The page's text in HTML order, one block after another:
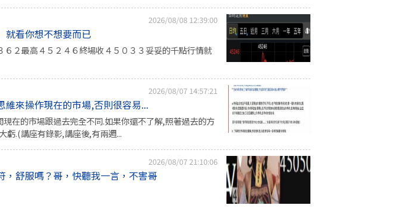
2026/08/08 12:39:00
看你想不想要而已
６２最高４５２４６終場收４５０３３妥妥的千點行情就
2026/08/07 14:57:21
維來操作現在的市場,否則很容易...
在的市場跟過去完全不同.如果你還不了解,照著過去的方
虧.(講座有錄影,講座後,有兩週...
2026/08/07 21:10:06
，舒服嗎？哥，快聽我一言，不害哥